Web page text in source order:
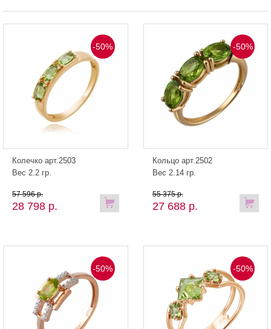
-50%
Колечко арт.2503
Вес 2.2 гр.
28 798 р.
57 596 р.
-50%
Кольцо арт.2502
Вес 2.14 гр.
27 688 р.
55 375 р.
-50% -50%